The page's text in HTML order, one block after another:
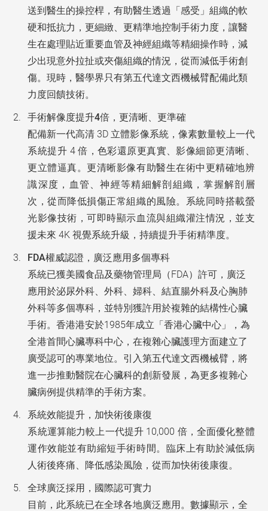
送到醫生的操控桿，有助醫生透過「感受」組織的軟
硬和抵抗力，更細緻、更精準地控制手術力度，讓醫
生在處理貼近重要血管及神經組織等精細操作時，減
少出現意外拉扯或夾傷組織的情況，從而減低手術創
傷。現時，醫學界只有第五代達文西機械臂配備此類
力度回饋技術。
手術解像度提升4倍，更清晰、更準確
配備新一代高清 3D 立體影像系統，像素數量較上一代
系統提升 4 倍，色彩還原更真實、影像細節更清晰、
更立體逼真。更清晰影像有助醫生在術中更精確地辨
識深度，血管、神經等精細解剖組織，掌握解剖層
次，從而降低損傷正常組織的風險。系統同時搭載螢
光影像技術，可即時顯示血流與組織灌注情況，並支
援未來 4K 視覺系統升級，持續提升手術精準度。
FDA權威認證，廣泛應用多個專科
系統已獲美國食品及藥物管理局（FDA）許可，廣泛
應用於泌尿外科、外科、婦科、結直腸外科及心胸肺
外科等多個專科，並特別獲許用於複雜的結構性心臟
手術。香港港安於1985年成立「香港心臟中心」，為
全港首間心臟專科中心，在複雜心臟護理方面建立了
廣受認可的專業地位。引入第五代達文西機械臂，將
進一步推動醫院在心臟科的創新發展，為更多複雜心
臟病例提供精準的手術方案。
系統效能提升，加快術後康復
系統運算能力較上一代提升 10,000 倍，全面優化整體
運作效能並有助縮短手術時間。臨床上有助於減低病
人術後疼痛、降低感染風險，從而加快術後康復。
全球廣泛採用，國際認可實力
目前，此系統已在全球各地廣泛應用。數據顯示，全